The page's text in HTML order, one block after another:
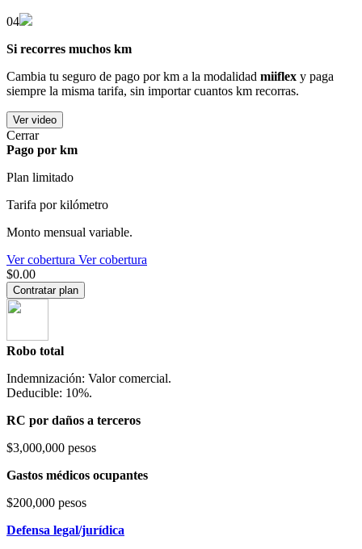
04
Si recorres muchos km
Cambia tu seguro de pago por km a la modalidad miiflex y paga
siempre la misma tarifa, sin importar cuantos km recorras.
Ver video
Cerrar
Pago por km
Plan limitado
Tarifa por kilómetro
Monto mensual variable.
Ver cobertura Ver cobertura
$0.00
Contratar plan
Robo total
Indemnización: Valor comercial.
Deducible: 10%.
RC por daños a terceros
$3,000,000 pesos
Gastos médicos ocupantes
$200,000 pesos
Defensa legal/jurídica